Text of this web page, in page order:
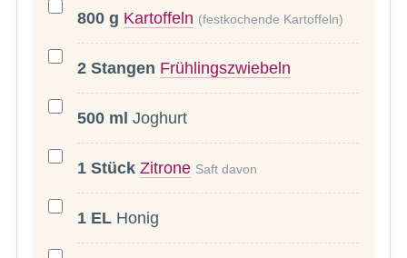
800 g Kartoffeln (festkochende Kartoffeln)
2 Stangen Frühlingszwiebeln
500 ml Joghurt
1 Stück Zitrone Saft davon
1 EL Honig